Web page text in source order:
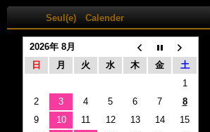
Seul(e) Calender
2026年 8月
日
月 火 水 木 金
土
1
2
3 4 5 6 7
8
9
10 11 12 13 14
15